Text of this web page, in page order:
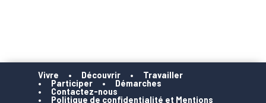
Vivre Découvrir
Travailler
Participer
Démarches
Contactez-nous
Politique de confidentialité et Mentions